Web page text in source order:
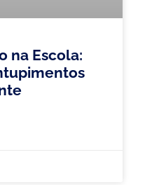
na Escola: